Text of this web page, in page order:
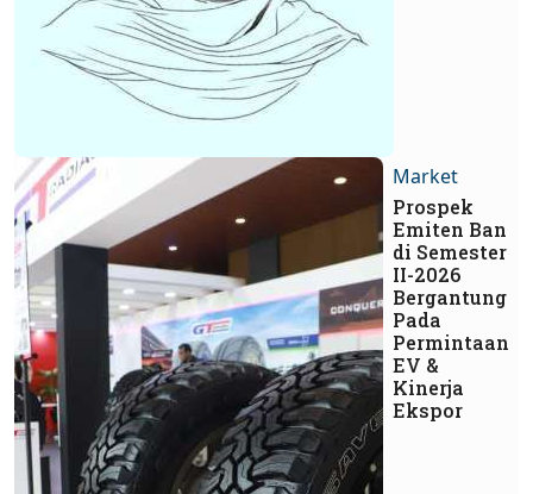
Market
Prospek
Emiten Ban
di Semester
II-2026
Bergantung
Pada
Permintaan
EV &
Kinerja
Ekspor